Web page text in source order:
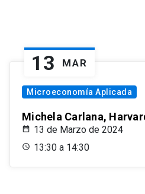
13 MAR
Microeconomía Aplicada
Michela Carlana,
13 de Marzo de 2024
13:30 a 14:30